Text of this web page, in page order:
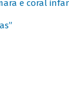
e coral